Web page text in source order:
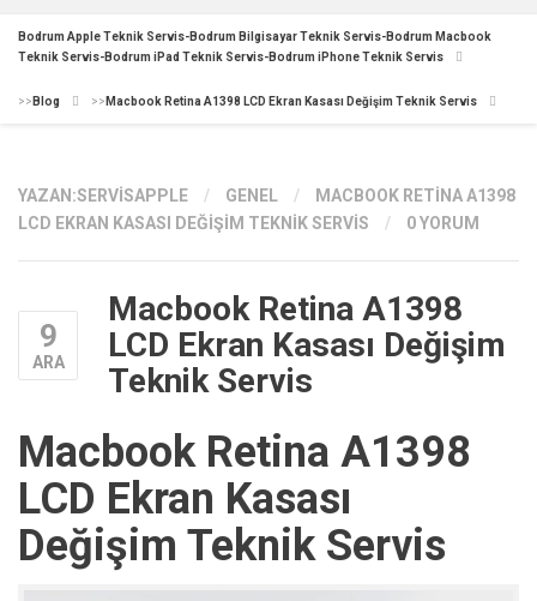
Bodrum Apple Teknik Servis-Bodrum Bilgisayar Teknik Servis-Bodrum Macbook
Teknik Servis-Bodrum iPad Teknik Servis-Bodrum iPhone Teknik Servis
>> Blog >> Macbook Retina A1398 LCD Ekran Kasası Değişim Teknik Servis
YAZAN:SERVISAPPLE / GENEL /
MACBOOK RETINA A1398
LCD EKRAN KASASI DEĞIŞIM TEKNIK SERVIS
/ 0 YORUM
9
ARA
Macbook Retina A1398
LCD Ekran Kasası Değişim
Teknik Servis
Macbook Retina A1398
LCD Ekran Kasası
Değişim Teknik Servis